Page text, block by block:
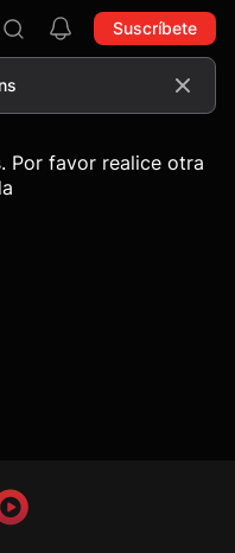
Suscríbete
Por favor realice otra